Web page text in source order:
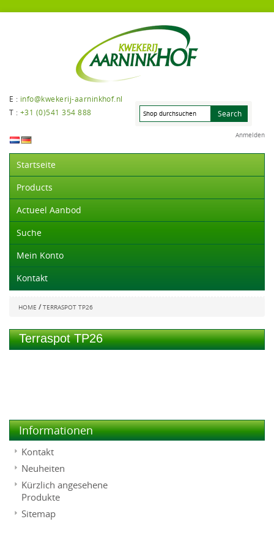
E : info@kwekerij-aarninkhof.nl
T : +31 (0)541 354 888
Anmelden
Startseite
Products
Actueel Aanbod
Suche
Mein Konto
Kontakt
HOME / TERRASPOT TP26
Terraspot TP26
Informationen
Kontakt
Neuheiten
Kürzlich angesehene
Produkte
Sitemap